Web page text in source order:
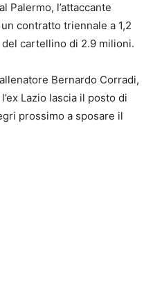
Palermo, l’attaccante
contratto triennale a 1,2
cartellino di 2.9 milioni.
Bernardo Corradi,
Lazio lascia il posto di
prossimo a sposare il